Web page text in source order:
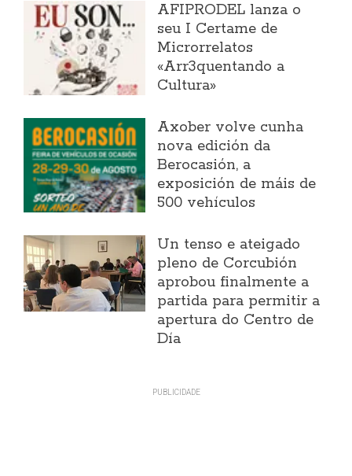
AFIPRODEL lanza o
seu I Certame de
Microrrelatos
«Arr3quentando a
Cultura»
Axober volve cunha
nova edición da
Berocasión, a
exposición de máis de
500 vehículos
Un tenso e ateigado
pleno de Corcubión
aprobou finalmente a
partida para permitir a
apertura do Centro de
Día